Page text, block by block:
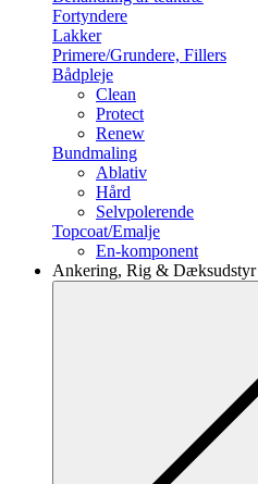
Fortyndere
Lakker
Primere/Grundere, Fillers
Bådpleje
Clean
Protect
Renew
Bundmaling
Ablativ
Hård
Selvpolerende
Topcoat/Emalje
En-komponent
Ankering, Rig & Dæksudstyr